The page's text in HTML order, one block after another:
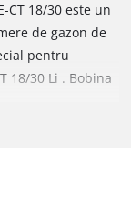
CT 18/30 este un
de gazon de
pentru
18/30 Li . Bobina
Pentru latimi